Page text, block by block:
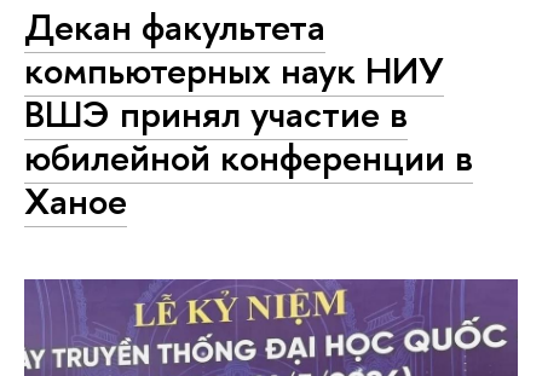
Декан факультета
компьютерных наук НИУ
ВШЭ принял участие в
юбилейной конференции в
Ханое